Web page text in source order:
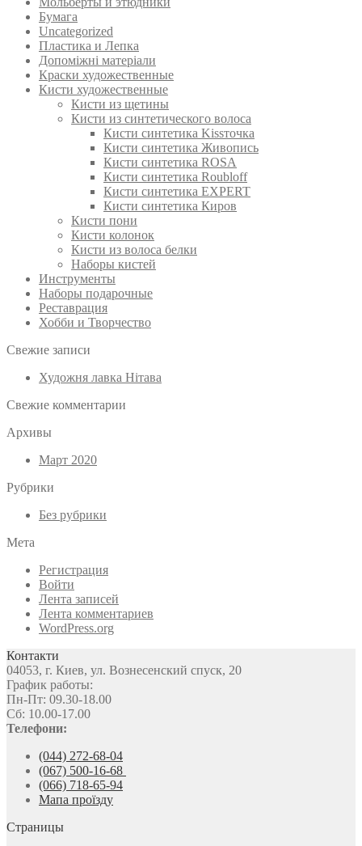
Бумага
Uncategorized
Пластика и Лепка
Допоміжні матеріали
Краски художественные
Кисти художественные
Кисти из щетины
Кисти из синтетического волоса
Кисти синтетика Kissточка
Кисти синтетика Живопись
Кисти синтетика ROSA
Кисти синтетика Roubloff
Кисти синтетика EXPERT
Кисти синтетика Киров
Кисти пони
Кисти колонок
Кисти из волоса белки
Наборы кистей
Инструменты
Наборы подарочные
Реставрация
Хобби и Творчество
Свежие записи
Художня лавка Нітава
Свежие комментарии
Архивы
Март 2020
Рубрики
Без рубрики
Мета
Регистрация
Войти
Лента записей
Лента комментариев
WordPress.org
Контакти
04053, г. Киев, ул. Вознесенский спуск, 20
График работы:
Пн-Пт: 09.30-18.00
Сб: 10.00-17.00
Телефони:
(044) 272-68-04
(067) 500-16-68
(066) 718-65-94
Мапа проїзду
Страницы